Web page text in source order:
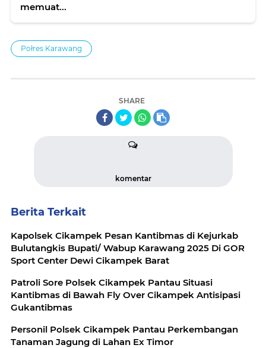
memuat...
Połres Karawang
SHARE
komentar
Berita Terkait
Kapolsek Cikampek Pesan Kantibmas di Kejurkab
Bulutangkis Bupati/ Wabup Karawang 2025 Di GOR
Sport Center Dewi Cikampek Barat
Patroli Sore Polsek Cikampek Pantau Situasi
Kantibmas di Bawah Fly Over Cikampek Antisipasi
Gukantibmas
Personil Polsek Cikampek Pantau Perkembangan
Tanaman Jagung di Lahan Ex Timor